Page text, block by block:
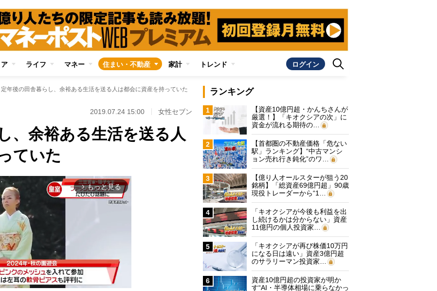
ライフ マネー 住まい・不動産 家計 トレンド ログイン
定年後の田舎暮らし、余裕ある生活を送る人は都会に資産を持っていた
2019.07.24 15:00 女性セブン
、余裕ある生活を送る人
ていた
arrow_forward_ios もっと見る
ランキング
1
【資産10億円超・かんちさんが
厳選！】「キオクシアの次」に
資金が流れる期待の…
2
【首都圏の不動産価格「危ない
駅」ランキング】“中古マンシ
ョン売れ行き鈍化”のワ…
3
【億り人オールスターが狙う20
銘柄】「総資産69億円超」90歳
現役トレーダーから“1…
4
「キオクシアが今後も利益を出
し続けるかは分からない」資産
11億円の個人投資家…
5
「キオクシアが再び株価10万円
になる日は遠い」資産3億円超
のサラリーマン投資家…
6
資産10億円超の投資家が明か
す“AI・半導体相場に乗らなかっ